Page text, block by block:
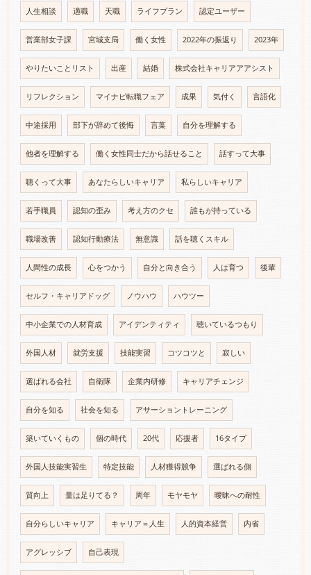
人生相談 適職 天職 ライフプラン 認定ユーザー
営業部女子課 宮城支局 働く女性 2022年の振返り 2023年
やりたいことリスト 出産 結婚 株式会社キャリアアアシスト
リフレクション マイナビ転職フェア 成果 気付く 言語化
中途採用 部下が辞めて後悔 言葉 自分を理解する
他者を理解する 働く女性同士だから話せること 話すって大事
聴くって大事 あなたらしいキャリア 私らしいキャリア
若手職員 認知の歪み 考え方のクセ 誰もが持っている
職場改善 認知行動療法 無意識 話を聴くスキル
人間性の成長 心をつかう 自分と向き合う 人は育つ 後輩
セルフ・キャリアドッグ ノウハウ ハウツー
中小企業での人材育成 アイデンティティ 聴いているつもり
外国人材 就労支援 技能実習 コツコツと 寂しい
選ばれる会社 自衛隊 企業内研修 キャリアチェンジ
自分を知る 社会を知る アサーショントレーニング
築いていくもの 個の時代 20代 応援者 16タイプ
外国人技能実習生 特定技能 人材獲得競争 選ばれる側
質向上 量は足りてる？ 周年 モヤモヤ 曖昧への耐性
自分らしいキャリア キャリア＝人生 人的資本経営 内省
アグレッシブ 自己表現